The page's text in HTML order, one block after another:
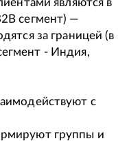
сегмент) —
за границей (в
- Индия,
с
группы и